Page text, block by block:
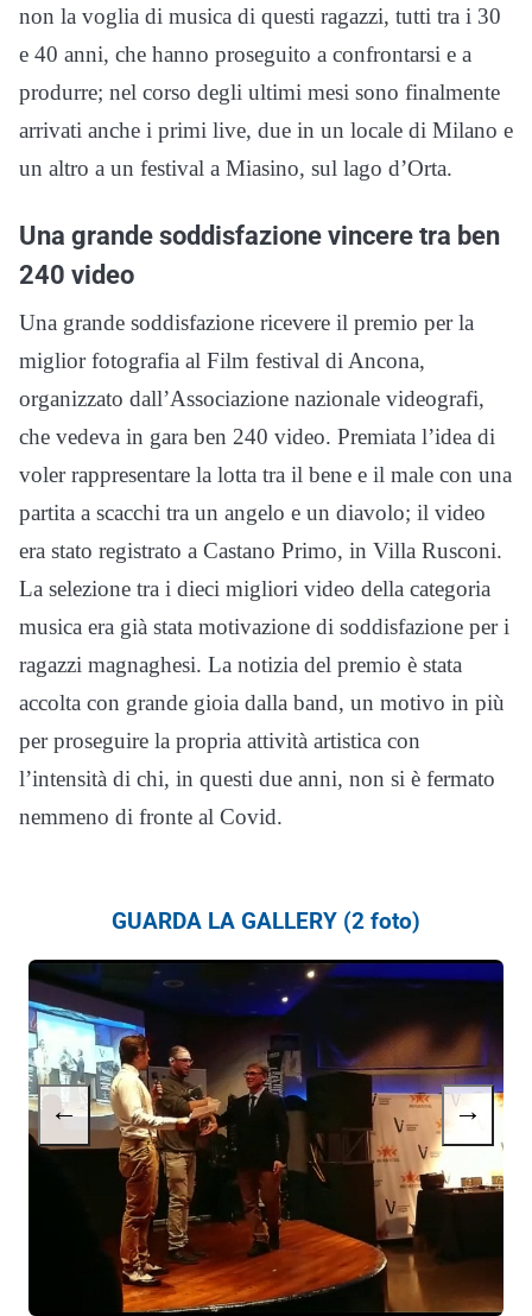
non la voglia di musica di questi ragazzi, tutti tra i 30
e 40 anni, che hanno proseguito a confrontarsi e a
produrre; nel corso degli ultimi mesi sono finalmente
arrivati anche i primi live, due in un locale di Milano e
un altro a un festival a Miasino, sul lago d’Orta.
Una grande soddisfazione vincere tra ben
240 video
Una grande soddisfazione ricevere il premio per la
miglior fotografia al Film festival di Ancona,
organizzato dall’Associazione nazionale videografi,
che vedeva in gara ben 240 video. Premiata l’idea di
voler rappresentare la lotta tra il bene e il male con una
partita a scacchi tra un angelo e un diavolo; il video
era stato registrato a Castano Primo, in Villa Rusconi.
La selezione tra i dieci migliori video della categoria
musica era già stata motivazione di soddisfazione per i
ragazzi magnaghesi. La notizia del premio è stata
accolta con grande gioia dalla band, un motivo in più
per proseguire la propria attività artistica con
l’intensità di chi, in questi due anni, non si è fermato
nemmeno di fronte al Covid.
GUARDA LA GALLERY (2 foto)
← →